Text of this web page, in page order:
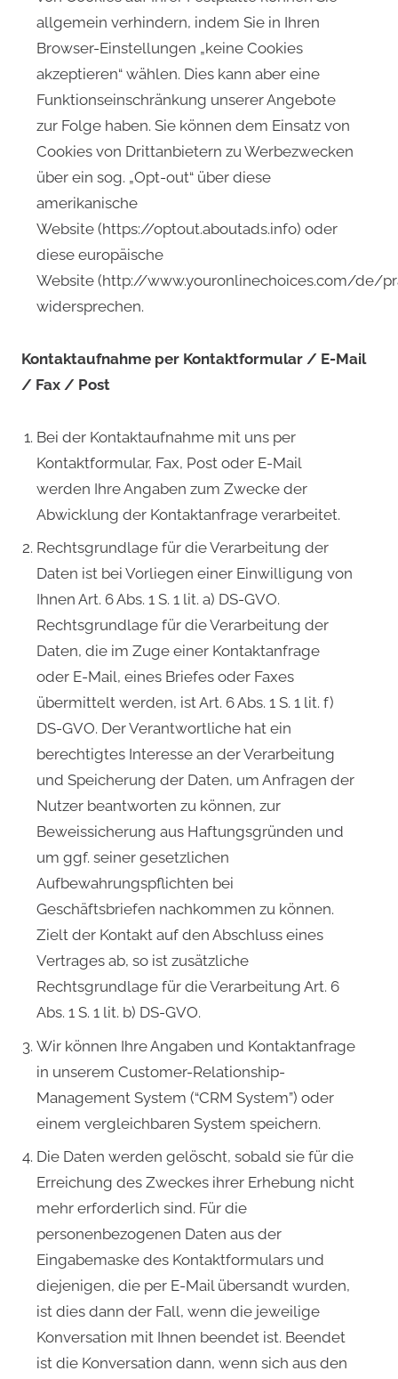
allgemein verhindern, indem Sie in Ihren
Browser-Einstellungen „keine Cookies
akzeptieren“ wählen. Dies kann aber eine
Funktionseinschränkung unserer Angebote
zur Folge haben. Sie können dem Einsatz von
Cookies von Drittanbietern zu Werbezwecken
über ein sog. „Opt-out“ über diese
amerikanische
Website (https://optout.aboutads.info) oder
diese europäische
Website (http://www.youronlinechoices.com/de/
widersprechen.
Kontaktaufnahme per Kontaktformular / E-Mail
/ Fax / Post
Bei der Kontaktaufnahme mit uns per
Kontaktformular, Fax, Post oder E-Mail
werden Ihre Angaben zum Zwecke der
Abwicklung der Kontaktanfrage verarbeitet.
Rechtsgrundlage für die Verarbeitung der
Daten ist bei Vorliegen einer Einwilligung von
Ihnen Art. 6 Abs. 1 S. 1 lit. a) DS-GVO.
Rechtsgrundlage für die Verarbeitung der
Daten, die im Zuge einer Kontaktanfrage
oder E-Mail, eines Briefes oder Faxes
übermittelt werden, ist Art. 6 Abs. 1 S. 1 lit. f)
DS-GVO. Der Verantwortliche hat ein
berechtigtes Interesse an der Verarbeitung
und Speicherung der Daten, um Anfragen der
Nutzer beantworten zu können, zur
Beweissicherung aus Haftungsgründen und
um ggf. seiner gesetzlichen
Aufbewahrungspflichten bei
Geschäftsbriefen nachkommen zu können.
Zielt der Kontakt auf den Abschluss eines
Vertrages ab, so ist zusätzliche
Rechtsgrundlage für die Verarbeitung Art. 6
Abs. 1 S. 1 lit. b) DS-GVO.
Wir können Ihre Angaben und Kontaktanfrage
in unserem Customer-Relationship-
Management System (“CRM System”) oder
einem vergleichbaren System speichern.
Die Daten werden gelöscht, sobald sie für die
Erreichung des Zweckes ihrer Erhebung nicht
mehr erforderlich sind. Für die
personenbezogenen Daten aus der
Eingabemaske des Kontaktformulars und
diejenigen, die per E-Mail übersandt wurden,
ist dies dann der Fall, wenn die jeweilige
Konversation mit Ihnen beendet ist. Beendet
ist die Konversation dann, wenn sich aus den